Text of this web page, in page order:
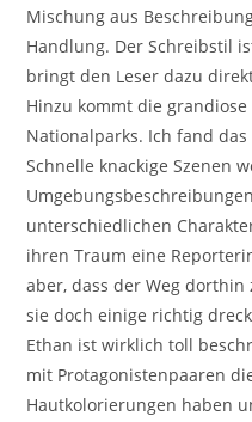
Mischung aus
Handlung. Der Schreibstil
bringt den Leser dazu
Hinzu kommt die
Nationalparks. Ich fand
Schnelle knackige Szenen
unterschiedlichen
ihren Traum eine
aber, dass der Weg
sie doch einige richtig
Ethan ist wirklich toll
mit Protagonistenpaaren
Hautkolorierungen haben